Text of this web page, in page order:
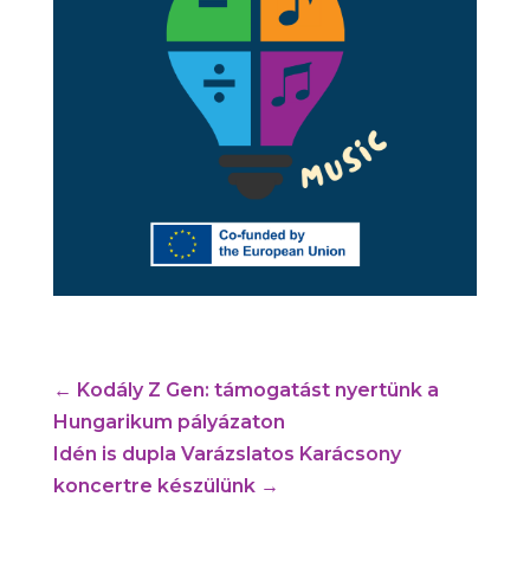
← Kodály Z Gen: támogatást nyertünk a
Hungarikum pályázaton
Idén is dupla Varázslatos Karácsony
koncertre készülünk→